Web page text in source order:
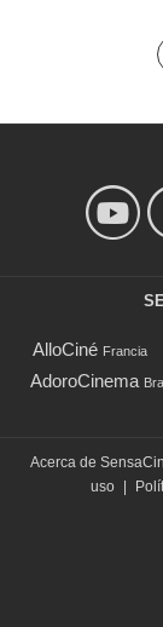
AlloCiné Francia
AdoroCinema
Acerca de
uso |